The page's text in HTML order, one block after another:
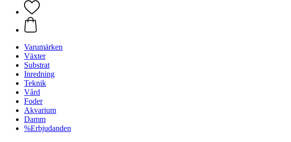
Varumärken
Växter
Substrat
Inredning
Teknik
Vård
Foder
Akvarium
Damm
%Erbjudanden